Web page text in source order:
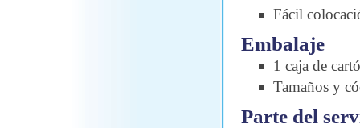
Fácil
Embalaje
1 caja de
Tamaños y
Parte del